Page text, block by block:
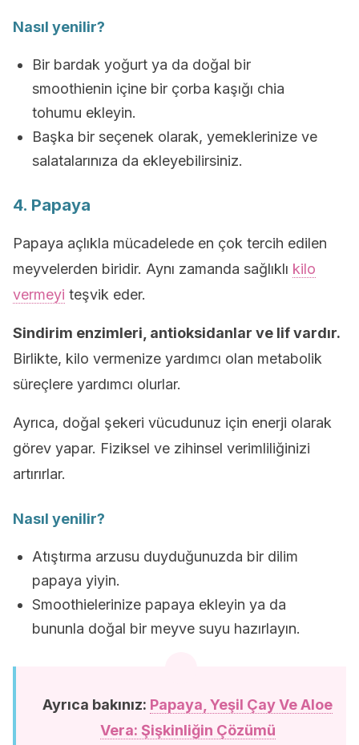
Nasıl yenilir?
Bir bardak yoğurt ya da doğal bir
smoothienin içine bir çorba kaşığı chia
tohumu ekleyin.
Başka bir seçenek olarak, yemeklerinize ve
salatalarınıza da ekleyebilirsiniz.
4. Papaya
Papaya açlıkla mücadelede en çok tercih edilen
meyvelerden biridir. Aynı zamanda sağlıklı kilo
vermeyi teşvik eder.
Sindirim enzimleri, antioksidanlar ve lif vardır.
Birlikte, kilo vermenize yardımcı olan metabolik
süreçlere yardımcı olurlar.
Ayrıca, doğal şekeri vücudunuz için enerji olarak
görev yapar. Fiziksel ve zihinsel verimliliğinizi
artırırlar.
Nasıl yenilir?
Atıştırma arzusu duyduğunuzda bir dilim
papaya yiyin.
Smoothielerinize papaya ekleyin ya da
bununla doğal bir meyve suyu hazırlayın.
Ayrıca bakınız: Papaya, Yeşil Çay Ve Aloe
Vera: Şişkinliğin Çözümü